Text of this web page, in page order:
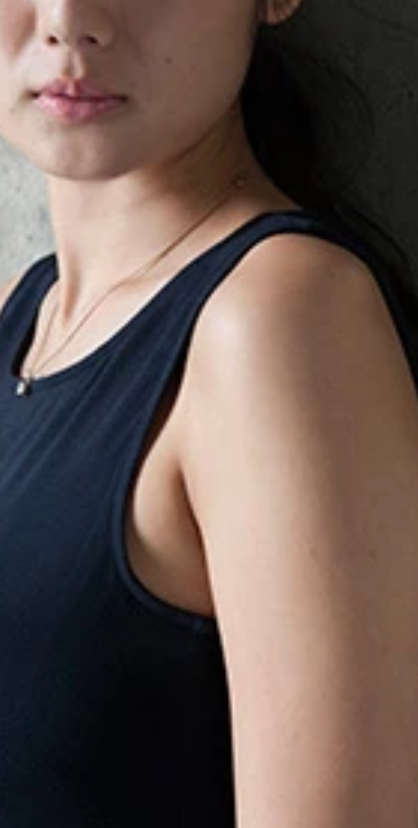
ドルの多田あさみちゃん